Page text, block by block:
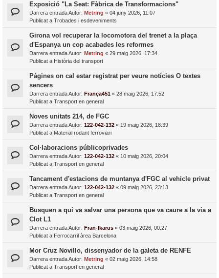
Exposició "La Seat: Fàbrica de Transformacions"
Darrera entrada Autor: Metring « 04 juny 2026, 11:07
Publicat a Trobades i esdeveniments
Girona vol recuperar la locomotora del trenet a la plaça
d'Espanya un cop acabades les reformes
Darrera entrada Autor: Metring « 29 maig 2026, 17:34
Publicat a Història del transport
Págines on cal estar registrat per veure notícies O textes
sencers
Darrera entrada Autor: França451 « 28 maig 2026, 17:52
Publicat a Transport en general
Noves unitats 214, de FGC
Darrera entrada Autor: 122-042-132 « 19 maig 2026, 18:39
Publicat a Material rodant ferroviari
Col·laboracions públicoprivades
Darrera entrada Autor: 122-042-132 « 10 maig 2026, 20:04
Publicat a Transport en general
Tancament d'estacions de muntanya d'FGC al vehicle privat
Darrera entrada Autor: 122-042-132 « 09 maig 2026, 23:13
Publicat a Transport en general
Busquen a qui va salvar una persona que va caure a la via a
Clot L1
Darrera entrada Autor: Fran-Ikarus « 03 maig 2026, 00:27
Publicat a Ferrocarril àrea Barcelona
Mor Cruz Novillo, dissenyador de la galeta de RENFE
Darrera entrada Autor: Metring « 02 maig 2026, 14:58
Publicat a Transport en general